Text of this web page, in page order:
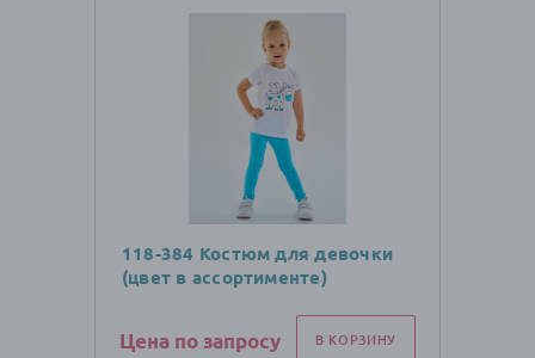
118-384 Костюм для девочки
(цвет в ассортименте)
Цена по запросу В КОРЗИНУ